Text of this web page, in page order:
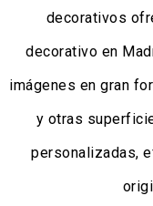
decorativos
decorativo en
imágenes en gran
y otras
personalizadas,